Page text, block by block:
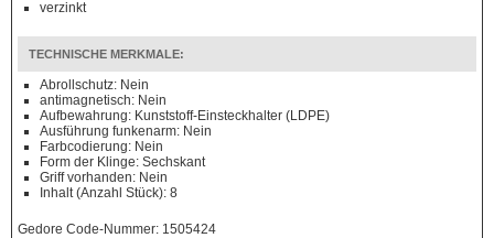
verzinkt
TECHNISCHE MERKMALE:
Abrollschutz: Nein
antimagnetisch: Nein
Aufbewahrung: Kunststoff-Einsteckhalter (LDPE)
Ausführung funkenarm: Nein
Farbcodierung: Nein
Form der Klinge: Sechskant
Griff vorhanden: Nein
Inhalt (Anzahl Stück): 8
Gedore Code-Nummer: 1505424